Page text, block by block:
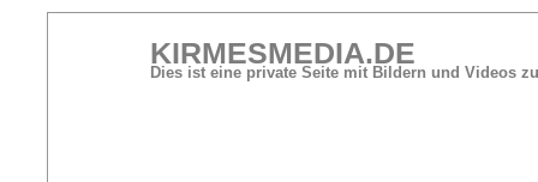
KIRMESMEDIA.DE
Dies ist eine private Seite mit Bildern und Videos